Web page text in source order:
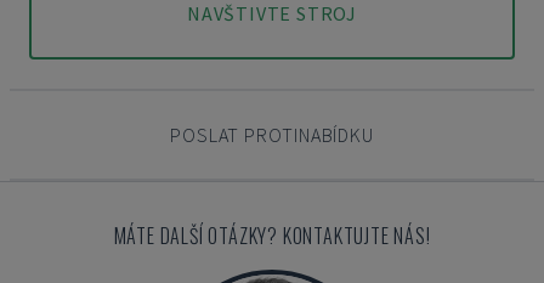
NAVŠTIVTE STROJ
POSLAT PROTINABÍDKU
MÁTE DALŠÍ OTÁZKY? KONTAKTUJTE NÁS!